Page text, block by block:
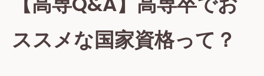
ススメな国家資格って？